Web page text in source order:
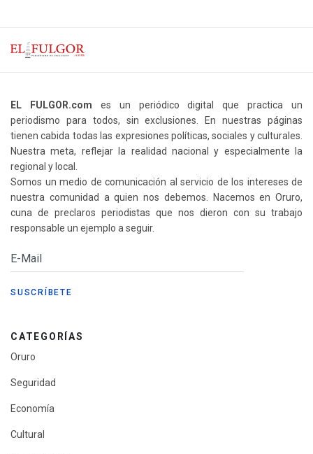
EL FULGOR.com es un periódico digital que practica un
periodismo para todos, sin exclusiones. En nuestras páginas
tienen cabida todas las expresiones políticas, sociales y culturales.
Nuestra meta, reflejar la realidad nacional y especialmente la
regional y local.
Somos un medio de comunicación al servicio de los intereses de
nuestra comunidad a quien nos debemos. Nacemos en Oruro,
cuna de preclaros periodistas que nos dieron con su trabajo
responsable un ejemplo a seguir.
CATEGORÍAS
Oruro
Seguridad
Economía
Cultural